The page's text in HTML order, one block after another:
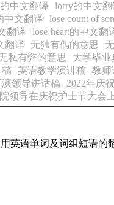
中文翻译 lorry的中文翻
中文翻译 lose count of
翻译 lose-heart的中文翻
翻译 无独有偶的意思
私有弊的意思 大学毕业
英语教学演讲稿 教师
领导讲话稿 2022年庆
领导在庆祝护士节大会
英语单词及词组短语的